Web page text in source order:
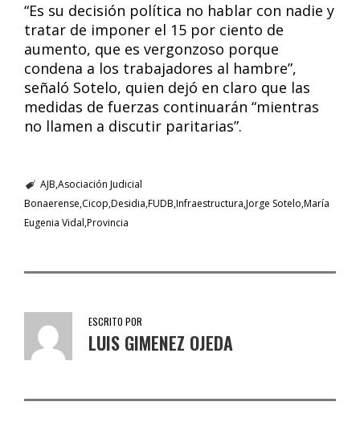
“Es su decisión política no hablar con nadie y
tratar de imponer el 15 por ciento de
aumento, que es vergonzoso porque
condena a los trabajadores al hambre”,
señaló Sotelo, quien dejó en claro que las
medidas de fuerzas continuarán “mientras
no llamen a discutir paritarias”.
AJB Asociación Judicial
Bonaerense Cicop Desidia FUDB Infraestructura Jorge Sotelo María
Eugenia Vidal Provincia
ESCRITO POR
LUIS GIMENEZ OJEDA